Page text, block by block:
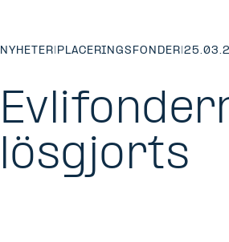
NYHETER| PLACERINGSFONDER|
lösgjorts